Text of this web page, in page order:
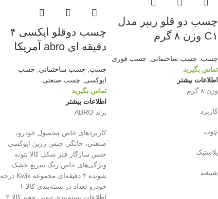
چسب دو قلو زیپر مدل
C۱ وزن ۸ گرم
چسب چسب ساختمانی
چسب فوری
تماس بگیرید
اطلاعات بیشتر
وزن ۸ گرم
کاربرد
چوب
پلاستیک
شیشه
چسب دوقلو اپکسی ۴
دقیقه ای abro آمریکا
چسب چسب ساختمانی
چسب
اپوکسی
چسب صنعتی
تماس بگیرید
اطلاعات بیشتر
برند ABRO
کاربردهای خاص محصول خودرو،
صنعتی، خانگی جنس رزین اپوکسی
جنس سازگار فلز شکل کالا بتونه
ویژگی‌های خاص رنگ سریع خشک
شونده ۴ دقیقه‌ای مجموعه Kwik درجه
خودرو تعداد در بسته‌بندی کالا ۱
اطلاعات بسته‌بندی تیوبی حجم کالا ۲